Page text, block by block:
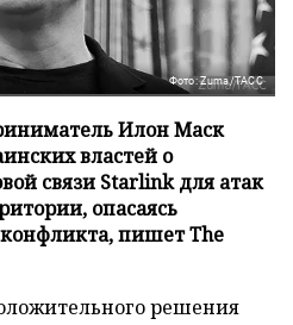
Фото: Zuma/ТАСС
Илон Маск
властей о
связи Starlink для атак
опасаясь
пишет The
решения